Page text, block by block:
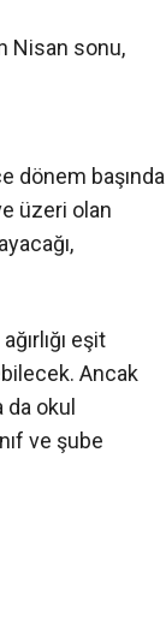
Nisan sonu,
dönem başında
üzeri olan
eşit
Ancak
da okul
ve şube